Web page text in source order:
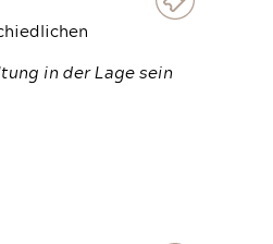
in der Lage sein